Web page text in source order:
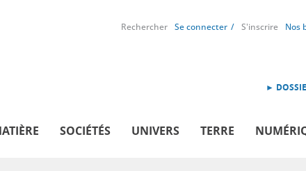
Rechercher Se connecter S'inscrire Nos
►
SOCIÉTÉS UNIVERS TERRE